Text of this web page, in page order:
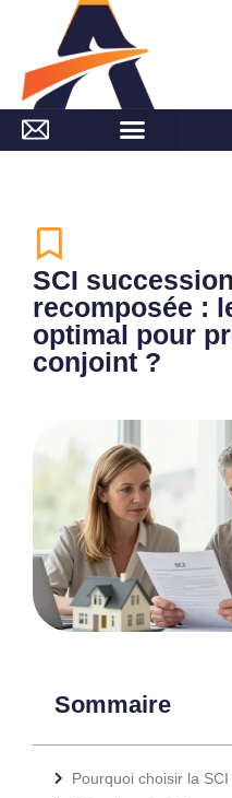
SCI
recomposée :
optimal pour
conjoint ?
Sommaire
Pourquoi choisir la SCI